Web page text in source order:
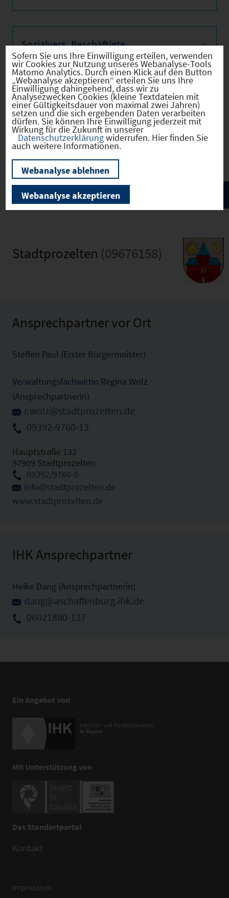
Sozialvers. Beschäftigte
Verkehrsinfrastruktur
Kommunale Infrastruktur
Stadtprozelten (09676158)
Ansprechpartner vor Ort
Steffen Paul (Erster Bürgermeister)
Verwaltungsfachwirtin Regina Wolz
(Ansprechpartnerin)
r.wolz@stadtprozelten.de
09392-9760-13
Hauptstraße 132
97909 Stadtprozelten
09392/9760-0
info@stadtprozelten.de
www.stadtprozelten.de
IHK Ansprechpartner
Heike Dang (Ansprechpartnerin)
dang@aschaffenburg.ihk.de
06021880-137
Ein Angebot von
Mit Unterstützung von
Das Standortportal
Kontakt
Impressum
Sofern Sie uns Ihre Einwilligung erteilen, verwenden
wir Cookies zur Nutzung unseres Webanalyse-Tools
Matomo Analytics. Durch einen Klick auf den Button
„Webanalyse akzeptieren“ erteilen Sie uns Ihre
Einwilligung dahingehend, dass wir zu
Analysezwecken Cookies (kleine Textdateien mit
einer Gültigkeitsdauer von maximal zwei Jahren)
setzen und die sich ergebenden Daten verarbeiten
dürfen. Sie können Ihre Einwilligung jederzeit mit
Wirkung für die Zukunft in unserer
Datenschutzerklärungwiderrufen. Hier finden Sie
auch weitere Informationen.
Webanalyse ablehnen
Webanalyse akzeptieren